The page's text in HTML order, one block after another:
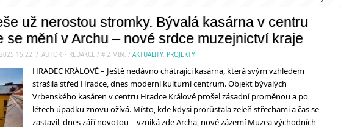
už nerostou stromky. Bývalá kasárna v centru
se mění v Archu – nové srdce muzejnictví kraje
15:22 / AUTOR ~ REDAKCE / # 2 MIN. / AKTUALITY, PROJEKTY
HRADEC KRÁLOVÉ – Ještě nedávno chátrající kasárna, která svým vzhledem
strašila střed Hradce, dnes moderní kulturní centrum. Objekt bývalých
Vrbenského kasáren v centru Hradce Králové prošel zásadní proměnou a po
létech úpadku znovu ožívá. Místo, kde kdysi prorůstala zeleň střechami a čas se
zastavil, dnes září novotou – vzniká zde Archa, nové zázemí Muzea východních